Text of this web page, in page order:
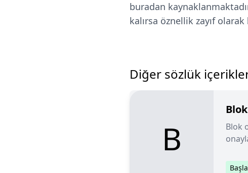
buradan
kalırsa öznellik zayıf
Diğer sözlük
B
Blok